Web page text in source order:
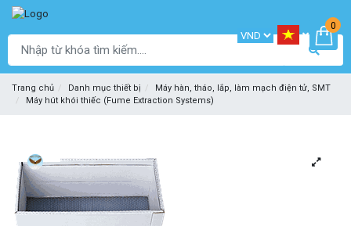
0
Trang chủ Danh mục thiết bị
Máy hàn, tháo, lắp, làm mạch điện tử, SMT
Máy hút khói thiếc (Fume Extraction Systems)